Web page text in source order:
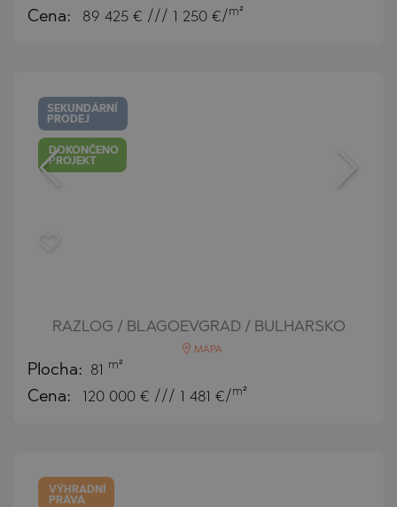
Cena: 89 425 € /// 1 250 €/ m²
SEKUNDÁRNÍ
PRODEJ
DOKONČENO
PROJEKT
RAZLOG / BLAGOEVGRAD / BULHARSKO
MAPA
Plocha: 81 m²
Cena: 120 000 € /// 1 481 €/ m²
VÝHRADNÍ
PRÁVA